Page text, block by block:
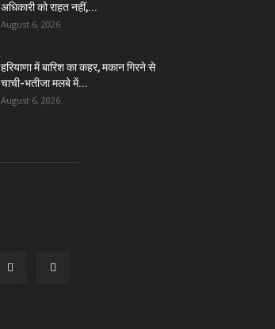
अधिकारी को राहत नहीं,...
August 6, 2026
हरियाणा में बारिश का कहर, मकान गिरने से
चाची-भतीजा मलबे में...
August 6, 2026